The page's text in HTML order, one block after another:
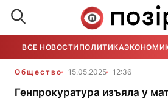
ВСЕ НОВОСТИ ПОЛИТИКА
Общество 15.05.2025 12:36
Генпрокуратура изъяла у